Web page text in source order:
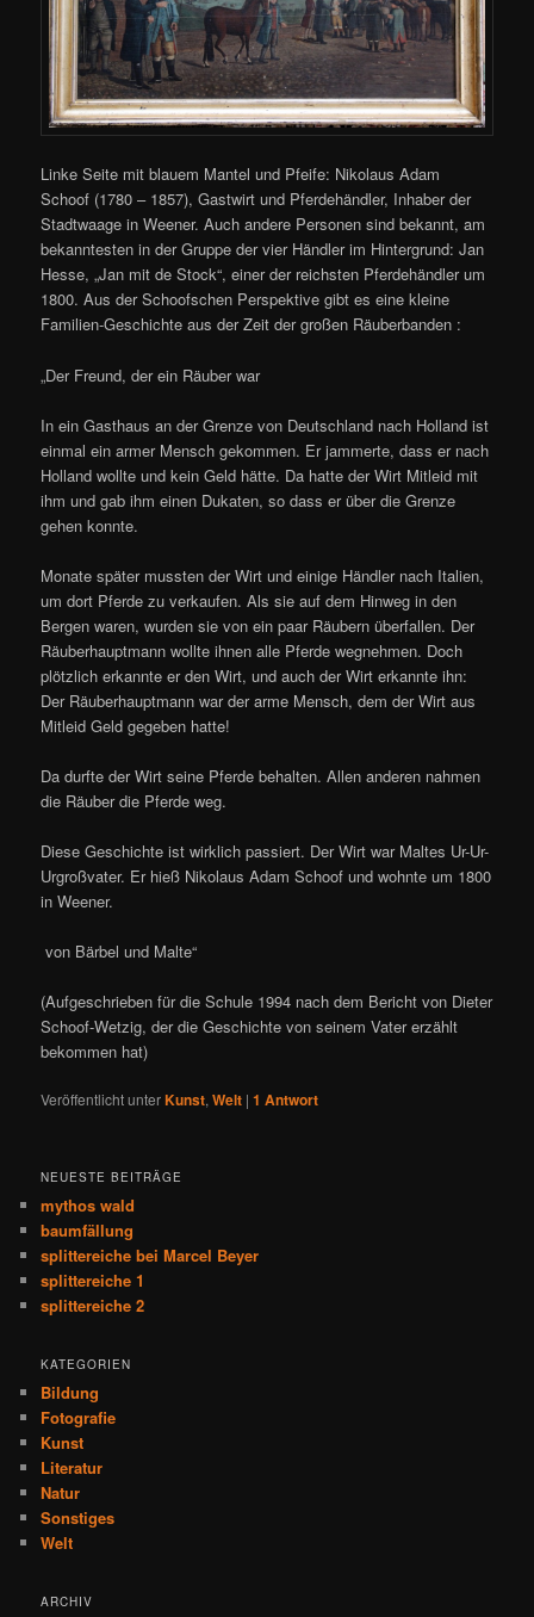
Linke Seite mit blauem Mantel und Pfeife: Nikolaus Adam
Schoof (1780 – 1857), Gastwirt und Pferdehändler, Inhaber der
Stadtwaage in Weener. Auch andere Personen sind bekannt, am
bekanntesten in der Gruppe der vier Händler im Hintergrund: Jan
Hesse, „Jan mit de Stock“, einer der reichsten Pferdehändler um
1800. Aus der Schoofschen Perspektive gibt es eine kleine
Familien-Geschichte aus der Zeit der großen Räuberbanden :
„Der Freund, der ein Räuber war
In ein Gasthaus an der Grenze von Deutschland nach Holland ist
einmal ein armer Mensch gekommen. Er jammerte, dass er nach
Holland wollte und kein Geld hätte. Da hatte der Wirt Mitleid mit
ihm und gab ihm einen Dukaten, so dass er über die Grenze
gehen konnte.
Monate später mussten der Wirt und einige Händler nach Italien,
um dort Pferde zu verkaufen. Als sie auf dem Hinweg in den
Bergen waren, wurden sie von ein paar Räubern überfallen. Der
Räuberhauptmann wollte ihnen alle Pferde wegnehmen. Doch
plötzlich erkannte er den Wirt, und auch der Wirt erkannte ihn:
Der Räuberhauptmann war der arme Mensch, dem der Wirt aus
Mitleid Geld gegeben hatte!
Da durfte der Wirt seine Pferde behalten. Allen anderen nahmen
die Räuber die Pferde weg.
Diese Geschichte ist wirklich passiert. Der Wirt war Maltes Ur-Ur-
Urgroßvater. Er hieß Nikolaus Adam Schoof und wohnte um 1800
in Weener.
von Bärbel und Malte“
(Aufgeschrieben für die Schule 1994 nach dem Bericht von Dieter
Schoof-Wetzig, der die Geschichte von seinem Vater erzählt
bekommen hat)
Veröffentlicht unterKunst,Welt |1 Antwort
NEUESTE BEITRÄGE
mythos wald
baumfällung
splittereiche bei Marcel Beyer
splittereiche 1
splittereiche 2
KATEGORIEN
Bildung
Fotografie
Kunst
Literatur
Natur
Sonstiges
Welt
ARCHIV